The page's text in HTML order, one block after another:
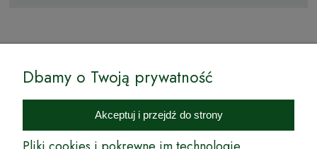
Internetowy Sklep Ogrodniczy Podkarpackie Sady to inicjatywa
podkarpackich szkółkarzy, której zamierzeniem jest wprowadzenie na
rynek wysokiej jakości drzewek owocowych, drzewek ozdobnych oraz
innych produktów pozwalających na uprawianie zarówno małych, jak
Dbamy o Twoją prywatność
Akceptuj i przejdź do strony